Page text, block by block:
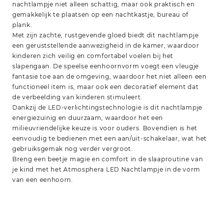
nachtlampje niet alleen schattig, maar ook praktisch en
gemakkelijk te plaatsen op een nachtkastje, bureau of
plank.
Met zijn zachte, rustgevende gloed biedt dit nachtlampje
een geruststellende aanwezigheid in de kamer, waardoor
kinderen zich veilig en comfortabel voelen bij het
slapengaan. De speelse eenhoornvorm voegt een vleugje
fantasie toe aan de omgeving, waardoor het niet alleen een
functioneel item is, maar ook een decoratief element dat
de verbeelding van kinderen stimuleert.
Dankzij de LED-verlichtingstechnologie is dit nachtlampje
energiezuinig en duurzaam, waardoor het een
milieuvriendelijke keuze is voor ouders. Bovendien is het
eenvoudig te bedienen met een aan/uit-schakelaar, wat het
gebruiksgemak nog verder vergroot.
Breng een beetje magie en comfort in de slaaproutine van
je kind met het Atmosphera LED Nachtlampje in de vorm
van een eenhoorn.